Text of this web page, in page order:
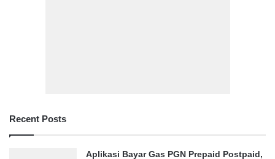
Recent Posts
Aplikasi Bayar Gas PGN Prepaid Postpaid,